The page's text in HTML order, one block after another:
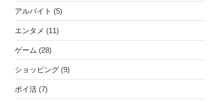
アルバイト (5)
エンタメ (11)
ゲーム (28)
ショッピング (9)
ポイ活 (7)